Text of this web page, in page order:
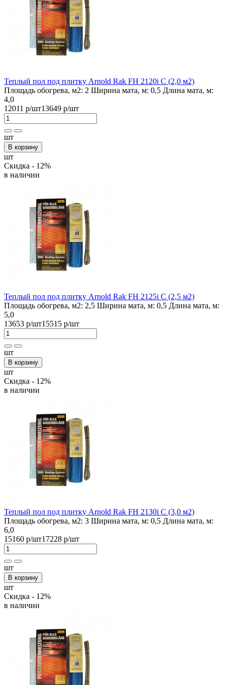
Теплый пол под плитку Arnold Rak FH 2120i С (2,0 м2)
Площадь обогрева, м2: 2 Ширина мата, м: 0,5 Длина мата, м:
4,0
12011 р/шт13649 р/шт
шт
В корзину
шт
Скидка - 12%
в наличии
Теплый пол под плитку Arnold Rak FH 2125i С (2,5 м2)
Площадь обогрева, м2: 2,5 Ширина мата, м: 0,5 Длина мата, м:
5,0
13653 р/шт15515 р/шт
шт
В корзину
шт
Скидка - 12%
в наличии
Теплый пол под плитку Arnold Rak FH 2130i С (3,0 м2)
Площадь обогрева, м2: 3 Ширина мата, м: 0,5 Длина мата, м:
6,0
15160 р/шт17228 р/шт
шт
В корзину
шт
Скидка - 12%
в наличии